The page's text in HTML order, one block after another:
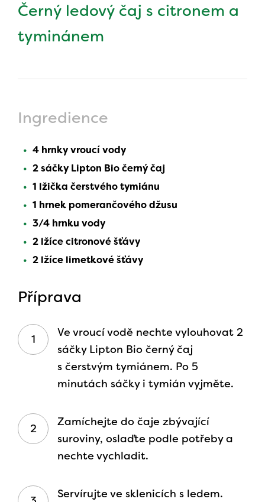
Černý ledový čaj s citronem a
tyminánem
Ingredience
4 hrnky vroucí vody
2 sáčky Lipton Bio černý čaj
1 lžička čerstvého tymiánu
1 hrnek pomerančového džusu
3/4 hrnku vody
2 lžíce citronové šťávy
2 lžíce limetkové šťávy
Příprava
Ve vroucí vodě nechte vylouhovat 2
sáčky Lipton Bio černý čaj
s čerstvým tymiánem. Po 5
minutách sáčky i tymián vyjměte.
Zamíchejte do čaje zbývající
suroviny, oslaďte podle potřeby a
nechte vychladit.
Servírujte ve sklenicích s ledem.